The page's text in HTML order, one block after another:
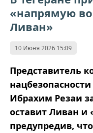
«напрямую
Ливан»
10 Июня 2026 15:09
Представитель
Ибрахим Резаи
оставит Ливан и
предупредив,